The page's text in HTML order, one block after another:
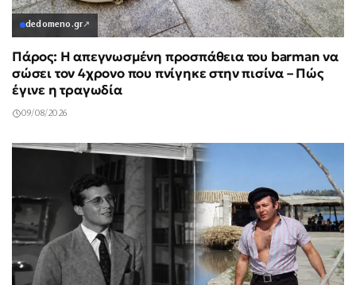
dedomeno.gr↗
Πάρος: Η απεγνωσμένη προσπάθεια του barman να
σώσει τον 4χρονο που πνίγηκε στην πισίνα – Πώς
έγινε η τραγωδία
09/08/2026